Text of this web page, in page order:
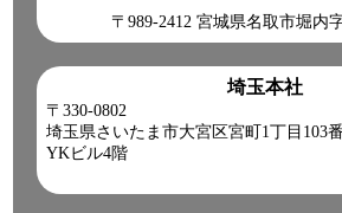
〒989-2412 宮城県名取市堀内
埼玉本社
〒330-0802
埼玉県さいたま市大宮区宮町1丁目103
YKビル4階